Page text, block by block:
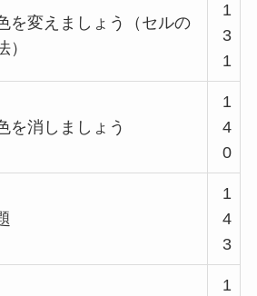
を変えましょう（セルの
）
1
3
1
を消しましょう
1
4
0
1
4
3
1